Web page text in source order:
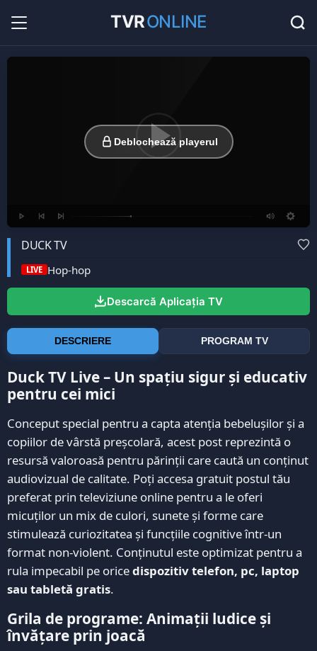
TVRONLINE 36
Deblochează playerul
DUCK TV
LIVE Hop-hop
Descarcă Aplicația TV
DESCRIERE PROGRAM TV
Duck TV Live – Un spațiu sigur și educativ
pentru cei mici
Conceput special pentru a capta atenția bebelușilor și a
copiilor de vârstă preșcolară, acest post reprezintă o
resursă valoroasă pentru părinții care caută un conținut
audiovizual de calitate. Poți accesa gratuit postul tău
preferat prin televiziune online pentru a le oferi
micuților un mix de culori, sunete și forme care
stimulează curiozitatea și funcțiile cognitive într-un
format non-violent. Conținutul este optimizat pentru a
rula impecabil pe oricedispozitiv telefon, pc, laptop
sau tabletă gratis.
Grila de programe: Animații ludice și
învățare prin joacă